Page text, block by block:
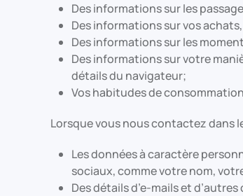
Des informations sur les
Des informations sur vos
Des informations sur les
Des informations sur votre
détails du navigateur;
Vos habitudes de
Lorsque vous nous contactez dans
Les données à caractère
sociaux, comme votre nom,
Des détails d’e-mails et